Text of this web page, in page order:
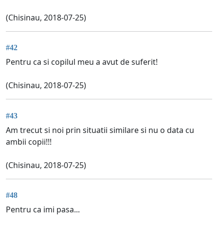
(Chisinau, 2018-07-25)
#42
Pentru ca si copilul meu a avut de suferit!
(Chisinau, 2018-07-25)
#43
Am trecut si noi prin situatii similare si nu o data cu
ambii copii!!!
(Chisinau, 2018-07-25)
#48
Pentru ca imi pasa...